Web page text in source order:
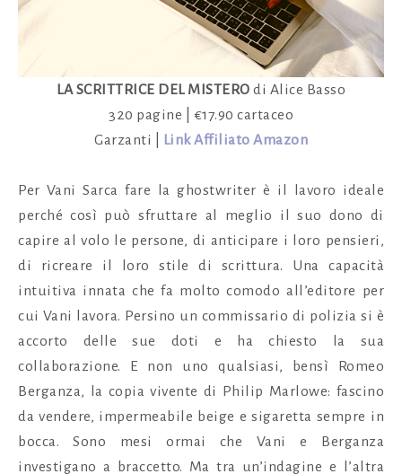
LA SCRITTRICE DEL MISTERO di Alice Basso
320 pagine | €17.90 cartaceo
Garzanti |
Link Affiliato Amazon
Per Vani Sarca fare la ghostwriter è il lavoro ideale
perché così può sfruttare al meglio il suo dono di
capire al volo le persone, di anticipare i loro pensieri,
di ricreare il loro stile di scrittura. Una capacità
intuitiva innata che fa molto comodo all’editore per
cui Vani lavora. Persino un commissario di polizia si è
accorto delle sue doti e ha chiesto la sua
collaborazione. E non uno qualsiasi, bensì Romeo
Berganza, la copia vivente di Philip Marlowe: fascino
da vendere, impermeabile beige e sigaretta sempre in
bocca. Sono mesi ormai che Vani e Berganza
investigano a braccetto. Ma tra un’indagine e l’altra